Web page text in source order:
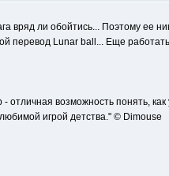
вряд ли обойтись... Поэтому ее
перевод Lunar ball... Еще
- отличная возможность понять,
игрой детства." © Dimouse